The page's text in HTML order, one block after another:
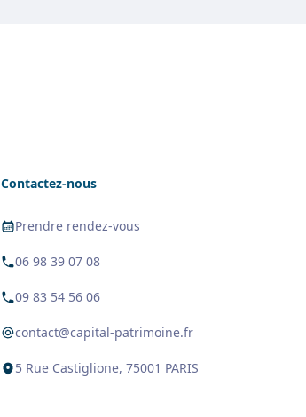
Contactez-nous
Prendre rendez-vous
06 98 39 07 08
09 83 54 56 06
contact@capital-patrimoine.fr
5 Rue Castiglione, 75001 PARIS